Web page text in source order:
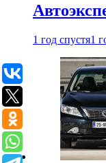
1 год спустя1